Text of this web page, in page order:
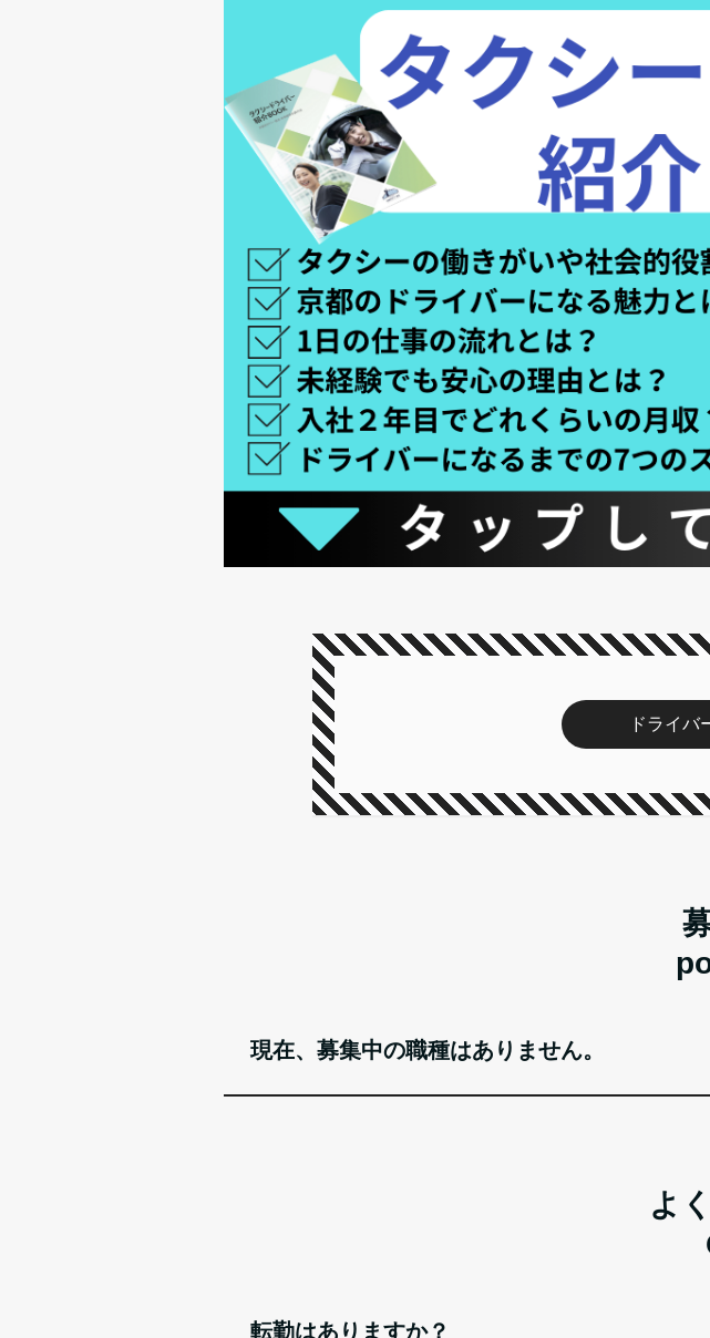
ドライバ
現在、募集中の職種はありません。
よ
転勤はありますか？